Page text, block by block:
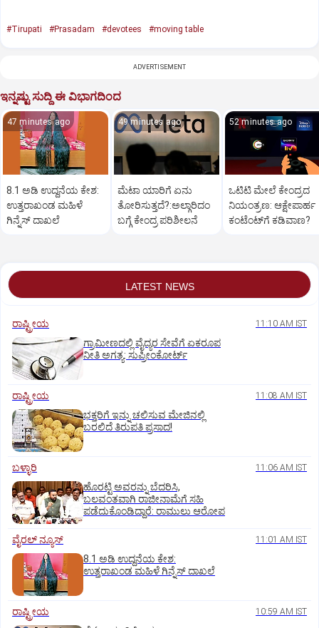
#Tirupati #Prasadam #devotees #moving table
ADVERTISEMENT
ಇನ್ನಷ್ಟು ಸುದ್ದಿ ಈ ವಿಭಾಗದಿಂದ
47 minutes ago
8.1 ಅಡಿ ಉದ್ದನೆಯ ಕೇಶ:
ಉತ್ತರಾಖಂಡ ಮಹಿಳೆ
ಗಿನ್ನೆಸ್‌ ದಾಖಲೆ
49 minutes ago
ಮೆಟಾ ಯಾರಿಗೆ ಏನು
ತೋರಿಸುತ್ತದೆ?:ಅಲ್ಗಾರಿದಂ
ಬಗ್ಗೆ ಕೇಂದ್ರ ಪರಿಶೀಲನೆ
52 minutes ago
ಒಟಿಟಿ ಮೇಲೆ ಕೇಂದ್ರದ
ನಿಯಂತ್ರಣ: ಆಕ್ಷೇಪಾರ್ಹ
ಕಂಟೆಂಟ್‌ಗೆ ಕಡಿವಾಣ?
LATEST NEWS
ರಾಷ್ಟ್ರೀಯ 11:10 AM IST
ಗ್ರಾಮೀಣದಲ್ಲಿ ವೈದ್ಯರ ಸೇವೆಗೆ ಏಕರೂಪ
ನೀತಿ ಅಗತ್ಯ: ಸುಪ್ರೀಂಕೋರ್ಟ್‌
ರಾಷ್ಟ್ರೀಯ 11:08 AM IST
ಭಕ್ತರಿಗೆ ಇನ್ನು ಚಲಿಸುವ ಮೇಜಿನಲ್ಲಿ
ಬರಲಿದೆ ತಿರುಪತಿ ಪ್ರಸಾದ!
ಬಳ್ಳಾರಿ 11:06 AM IST
ಹೊರಟ್ಟಿ ಅವರನ್ನು ಬೆದರಿಸಿ,
ಬಲವಂತವಾಗಿ ರಾಜೀನಾಮೆಗೆ ಸಹಿ
ಪಡೆದುಕೊಂಡಿದ್ದಾರೆ: ರಾಮುಲು ಆರೋಪ
ವೈರಲ್ ನ್ಯೂಸ್ 11:01 AM IST
8.1 ಅಡಿ ಉದ್ದನೆಯ ಕೇಶ:
ಉತ್ತರಾಖಂಡ ಮಹಿಳೆ ಗಿನ್ನೆಸ್‌ ದಾಖಲೆ
ರಾಷ್ಟ್ರೀಯ 10:59 AM IST